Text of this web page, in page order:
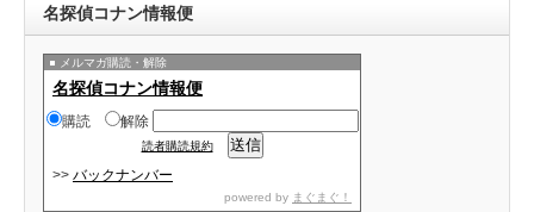
名探偵コナン情報便
メルマガ購読・解除
名探偵コナン情報便
購読 解除
読者購読規約
>> バックナンバー
powered by まぐまぐ！